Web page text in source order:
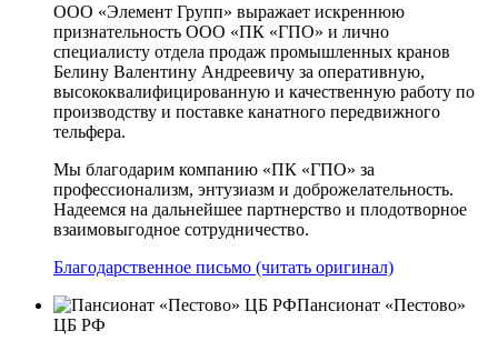
ООО «Элемент Групп» выражает искреннюю
признательность ООО «ПК «ГПО» и лично
специалисту отдела продаж промышленных кранов
Белину Валентину Андреевичу за оперативную,
высококвалифицированную и качественную работу по
производству и поставке канатного передвижного
тельфера.
Мы благодарим компанию «ПК «ГПО» за
профессионализм, энтузиазм и доброжелательность.
Надеемся на дальнейшее партнерство и плодотворное
взаимовыгодное сотрудничество.
Благодарственное письмо (читать оригинал)
Пансионат «Пестово»
ЦБ РФ